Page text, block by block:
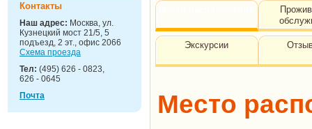
Контакты
Наш адрес: Москва, ул.
Кузнецкий мост 21/5, 5
подъезд, 2 эт., офис 2066
Схема проезда
Тел: (495) 626 - 0823,
626 - 0645
Почта
Экскурсии
Место